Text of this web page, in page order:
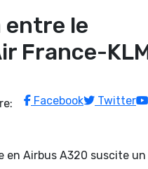
entre le
France-
Facebook Twitter
en Airbus A320 suscite un